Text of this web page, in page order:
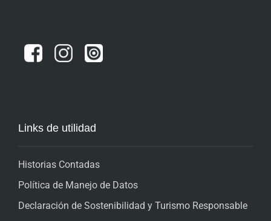
Links de utilidad
Historias Contadas
Política de Manejo de Datos
Declaración de Sostenibilidad y Turismo Responsable